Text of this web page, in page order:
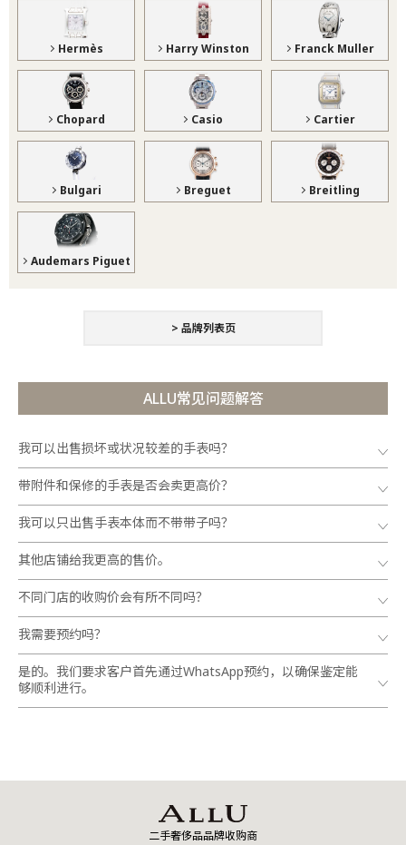
Hermès Harry Winston Franck Muller
Chopard Casio Cartier
Bulgari Breguet Breitling
Audemars Piguet
> 品牌列表页
ALLU常见问题解答
我可以出售损坏或状况较差的手表吗？
带附件和保修的手表是否会卖更高价？
我可以只出售手表本体而不带带子吗？
其他店铺给我更高的售价。
不同门店的收购价会有所不同吗？
我需要预约吗？
是的。我们要求客户首先通过WhatsApp预约，以确保鉴定能
够顺利进行。
二手奢侈品品牌收购商